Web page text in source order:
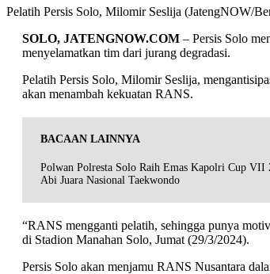
Pelatih Persis Solo, Milomir Seslija (JatengNOW/
SOLO, JATENGNOW.COM – Persis Solo
menyelamatkan tim dari jurang degradasi.
Pelatih Persis Solo, Milomir Seslija,
akan menambah kekuatan RANS.
BACAAN LAINNYA
Polwan Polresta Solo Raih Emas Kapolri Cup VII
Abi Juara Nasional Taekwondo
“RANS mengganti pelatih, sehingga punya
di Stadion Manahan Solo, Jumat (29/3/2024).
Persis Solo akan menjamu RANS Nusantara